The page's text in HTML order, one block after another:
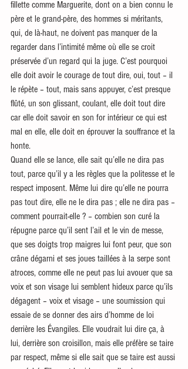
fillette comme Marguerite, dont on a bien connu le
père et le grand-père, des hommes si méritants,
qui, de là-haut, ne doivent pas manquer de la
regarder dans l’intimité même où elle se croit
préservée d’un regard qui la juge. C’est pourquoi
elle doit avoir le courage de tout dire, oui, tout – il
le répète – tout, mais sans appuyer, c’est presque
flûté, un son glissant, coulant, elle doit tout dire
car elle doit savoir en son for intérieur ce qui est
mal en elle, elle doit en éprouver la souffrance et la
honte.
Quand elle se lance, elle sait qu’elle ne dira pas
tout, parce qu’il y a les règles que la politesse et le
respect imposent. Même lui dire qu’elle ne pourra
pas tout dire, elle ne le dira pas ; elle ne dira pas –
comment pourrait-elle ? – combien son curé la
répugne parce qu’il sent l’ail et le vin de messe,
que ses doigts trop maigres lui font peur, que son
crâne dégarni et ses joues taillées à la serpe sont
atroces, comme elle ne peut pas lui avouer que sa
voix et son visage lui semblent hideux parce qu’ils
dégagent – voix et visage – une soumission qui
essaie de se donner des airs d’homme de loi
derrière les Évangiles. Elle voudrait lui dire ça, à
lui, derrière son croisillon, mais elle préfère se taire
par respect, même si elle sait que se taire est aussi